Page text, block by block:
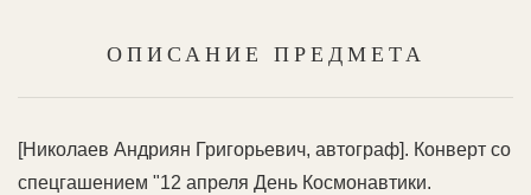
ОПИСАНИЕ ПРЕДМЕТА
[Николаев Андриян Григорьевич, автограф]. Конверт со
спецгашением "12 апреля День Космонавтики.